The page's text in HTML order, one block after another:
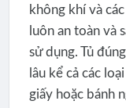
không khí và
luôn an toàn và
sử dụng. Tủ
lâu kể cả các
giấy hoặc bánh